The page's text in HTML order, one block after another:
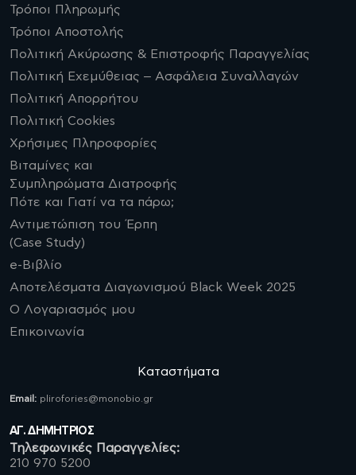
Τρόποι Πληρωμής
Τρόποι Αποστολής
Πολιτική Ακύρωσης & Επιστροφής Παραγγελίας
Πολιτική Εχεμύθειας – Ασφάλεια Συναλλαγών
Πολιτική Απορρήτου
Πολιτική Cookies
Χρήσιμες Πληροφορίες
Βιταμίνες και
Συμπληρώματα Διατροφής
Πότε και Γιατί να τα πάρω;
Αντιμετώπιση του Έρπη
(Case Study)
e-Βιβλίο
Αποτελέσματα Διαγωνισμού Black Week 2025
Ο Λογαριασμός μου
Επικοινωνία
Καταστήματα
Email: plirofories@monobio.gr
ΑΓ. ΔΗΜΗΤΡΙΟΣ
Τηλεφωνικές Παραγγελίες:
210 970 5200